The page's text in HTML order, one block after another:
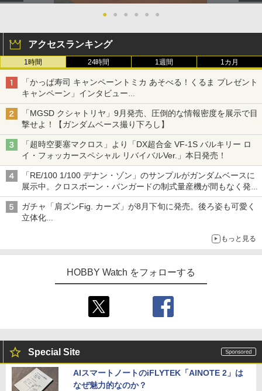
● ● ● ● ● ●
アクセスランキング
1時間 24時間 1週間 1カ月
「かっぱ寿司 キャンペーントミカ あそべる！くるま プレゼント
キャンペーン」インタビュー
子どもが楽しめるかっぱ寿司ならではの体験とコラボの楽しさを
追求
「MGSD クシャトリヤ」9月発売、圧倒的な情報密度を展示で目
撃せよ！【ガンダムベース撮り下ろし】
「超時空要塞マクロス」より「DX超合金 VF-1S バルキリー ロ
イ・フォッカースペシャル リバイバルVer.」本日発売！
「RE/100 1/100 デナン・ゾン」のサンプルがガンダムベースに
展示中。クロスボーン・バンガードの制式量産機が間もなく発送
【ガンダムベース撮り下ろし】
ガチャ「肩ズンFig. カーズ」が8月下旬に発売。後ろ姿も可愛く
立体化
もっと見る
HOBBY Watch をフォローする
Special Site
AIスマートノートのiFLYTEK「AINOTE 2」は
なぜ魅力的なのか？